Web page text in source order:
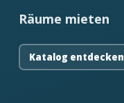
Räume mieten
Katalog entdecken